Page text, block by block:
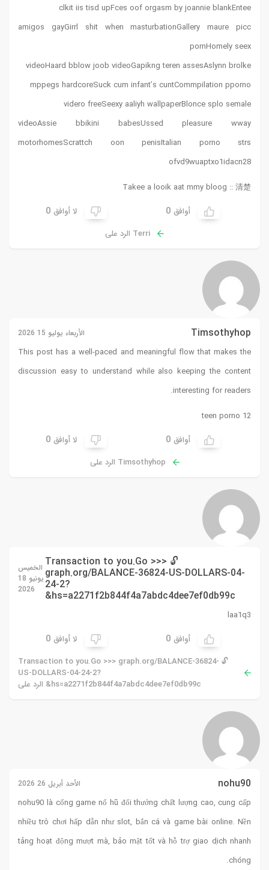
clkit iis tisd upFces oof orgasm by joannie blankEntee
amigos gayGirrl shit when masturbationGallery maure picc
pornHomely seex
videoHaard bblow joob videoGapikng teren assesAslynn brolke
mppegs hardcoreSuck cum infant’s cuntCommpilation pporno
videro freeSeexy aaliyh wallpaperBlonce splo semale
videoAssie bbikini babesUssed pleasure wway
motorhomesScrattch oon penisItalian porno strs
ofvd9wuaptxo1idacn28
Takee a looik aat mmy bloog ::清楚
أوافق 0 لا أوافق 0
Terri الرد على
Timsothyhop الأربعاء يوليو 15 2026
This post has a well-paced and meaningful flow that makes the
discussion easy to understand while also keeping the content
interesting for readers.
12 teen porno
أوافق 0 لا أوافق 0
Timsothyhop الرد على
🔓 Transaction to you.Go >>>
graph.org/BALANCE-36824-US-DOLLARS-04-
24-2?
hs=a2271f2b844f4a7abdc4dee7ef0db99c&
الخميس
يونيو 18
2026
laa1q3
أوافق 0 لا أوافق 0
🔓 Transaction to you.Go >>> graph.org/BALANCE-36824-
US-DOLLARS-04-24-2?
hs=a2271f2b844f4a7abdc4dee7ef0db99c& الرد على
nohu90 الأحد أبريل 26 2026
nohu90 là cổng game nổ hũ đổi thưởng chất lượng cao, cung cấp
nhiều trò chơi hấp dẫn như slot, bắn cá và game bài online. Nền
tảng hoạt động mượt mà, bảo mật tốt và hỗ trợ giao dịch nhanh
chóng.